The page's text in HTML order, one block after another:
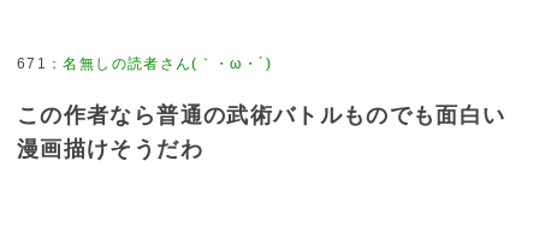
671 ：名無しの読者さん(｀・ω・´)
この作者なら普通の武術バトルものでも面白い
漫画描けそうだわ